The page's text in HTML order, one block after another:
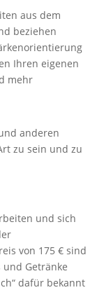
aus dem
beziehen
Ihren eigenen
mehr
anderen
zu sein und zu
und sich
von 175 € sind
Getränke
dafür bekannt